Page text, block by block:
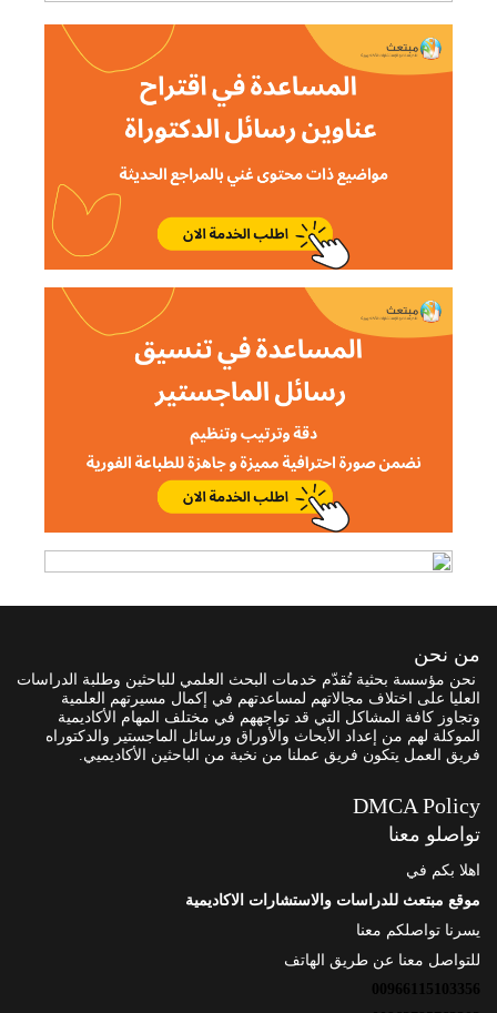
من نحن
نحن مؤسسة بحثية تُقدّم خدمات البحث العلمي للباحثين وطلبة الدراسات
العليا على اختلاف مجالاتهم لمساعدتهم في إكمال مسيرتهم العلمية
وتجاوز كافة المشاكل التي قد تواجههم في مختلف المهام الأكاديمية
الموكلة لهم من إعداد الأبحاث والأوراق ورسائل الماجستير والدكتوراه
فريق العمل يتكون فريق عملنا من نخبة من الباحثين الأكاديميي.
DMCA Policy
تواصلو معنا
اهلا بكم في
موقع مبتعث للدراسات والاستشارات الاكاديمية
يسرنا تواصلكم معنا
للتواصل معنا عن طريق الهاتف
00966115103356